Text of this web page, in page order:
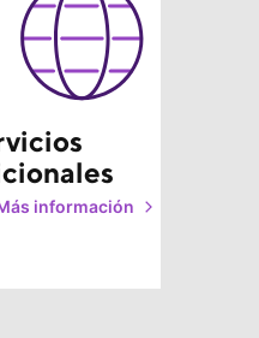
información